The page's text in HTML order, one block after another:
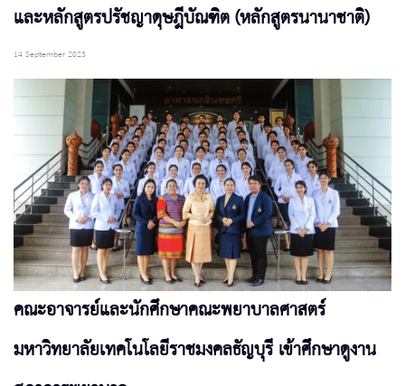
และหลักสูตรปรัชญาดุษฎีบัณฑิต (หลักสูตรนานาชาติ)
14 September 2023
คณะอาจารย์และนักศึกษาคณะพยาบาลศาสตร์
มหาวิทยาลัยเทคโนโลยีราชมงคลธัญบุรี เข้าศึกษาดูงาน